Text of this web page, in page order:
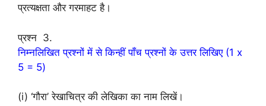
प्रत्यक्षता और गरमाहट है।
प्रश्न 3.
निम्नलिखित प्रश्नों में से किन्हीं पाँच प्रश्नों के उत्तर लिखिए (1 x
5 = 5)
(i) ‘गौरा’ रेखाचित्र की लेखिका का नाम लिखें।